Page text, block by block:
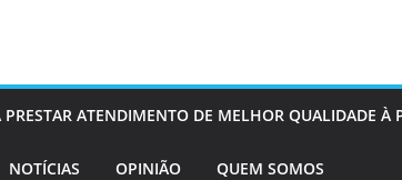
ATENDIMENTO DE MELHOR QUALIDADE
NOTÍCIAS OPINIÃO QUEM SOMOS